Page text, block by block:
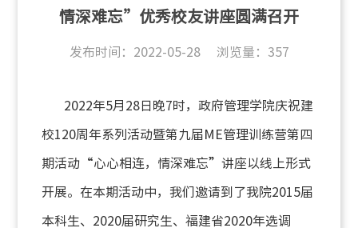
情深难忘”优秀校友讲座圆满召开
发布时间：2022-05-28 浏览量： 357
2022年5月 28 日晚7时，政府管理学院庆祝建
校120周年系列活动暨第九届 ME管理训练营第四
期活动 “心心相连，情深难忘”讲座以线上形式
开展。在本期活动中，我们邀请到了我院2015届
本科生、 2020届研究生、福建省2020年选调